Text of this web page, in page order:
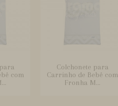
com
Colchonete para
Carrinho de Bebê com
Fronha M...